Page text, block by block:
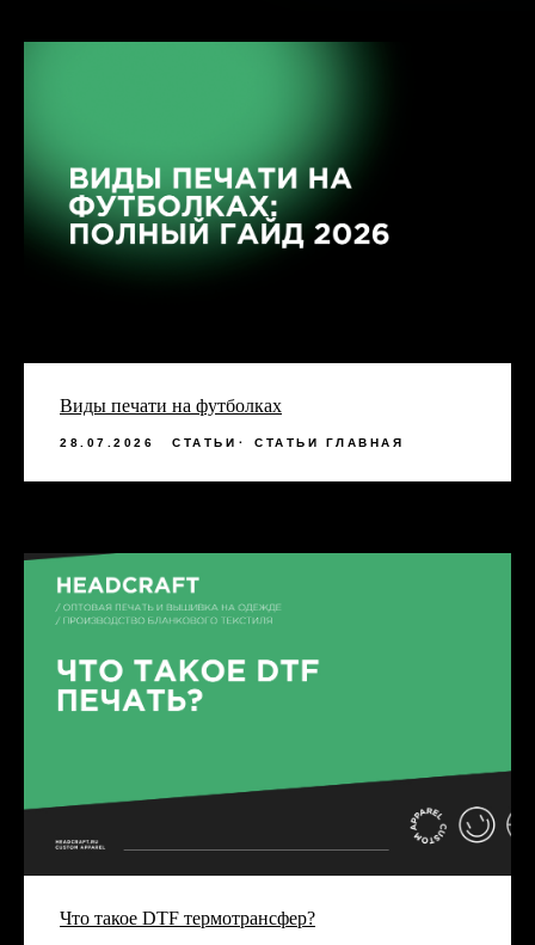
Виды печати на футболках
28.07.2026 СТАТЬИ СТАТЬИ ГЛАВНАЯ
Что такое DTF термотрансфер?